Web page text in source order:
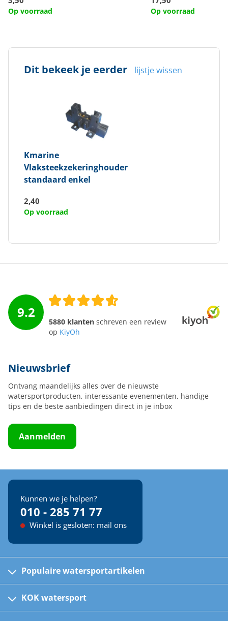
Op voorraad Op voorraad
Dit bekeek je eerder lijstje wissen
Kmarine
Vlaksteekzekeringhouder
standaard enkel
2,40
Op voorraad
9.2
5880 klanten schreven een review
op KiyOh
Nieuwsbrief
Ontvang maandelijks alles over de nieuwste
watersportproducten, interessante evenementen, handige
tips en de beste aanbiedingen direct in je inbox
Aanmelden
Kunnen we je helpen?
010 - 285 71 77
Winkel is gesloten: mail ons
Populaire watersportartikelen
Kinder reddingsvesten
Automatische reddingsvesten
KOK watersport